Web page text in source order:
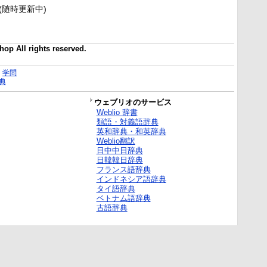
時更新中)
All rights reserved.
学問
ウェブリオのサービス
Weblio 辞書
類語・対義語辞典
英和辞典・和英辞典
Weblio翻訳
日中中日辞典
日韓韓日辞典
フランス語辞典
インドネシア語辞典
タイ語辞典
ベトナム語辞典
古語辞典